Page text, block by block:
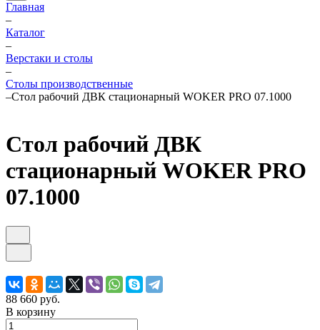
Главная
–
Каталог
–
Верстаки и столы
–
Столы производственные
–Стол рабочий ДВК стационарный WOKER PRO 07.1000
Стол рабочий ДВК
стационарный WOKER PRO
07.1000
88 660 руб.
В корзину